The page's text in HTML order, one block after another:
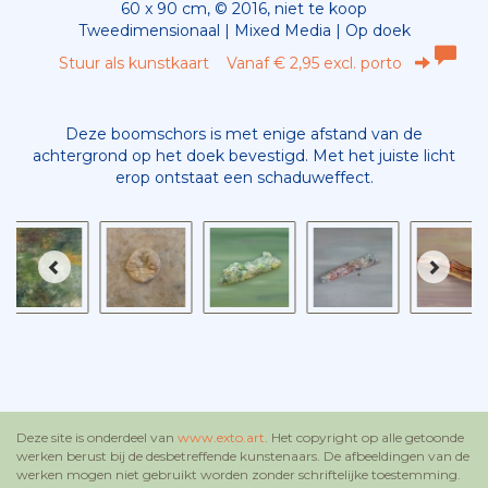
60 x 90 cm, © 2016, niet te koop
Tweedimensionaal | Mixed Media | Op doek
Stuur als kunstkaart Vanaf € 2,95 excl. porto
Deze boomschors is met enige afstand van de
achtergrond op het doek bevestigd. Met het juiste licht
erop ontstaat een schaduweffect.
Deze site is onderdeel van www.exto.art . Het copyright op alle getoonde
werken berust bij de desbetreffende kunstenaars. De afbeeldingen van de
werken mogen niet gebruikt worden zonder schriftelijke toestemming.